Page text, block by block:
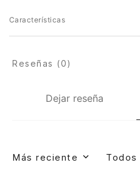
Características
Dejar reseña
Reseñas (0)
Más reciente Todos